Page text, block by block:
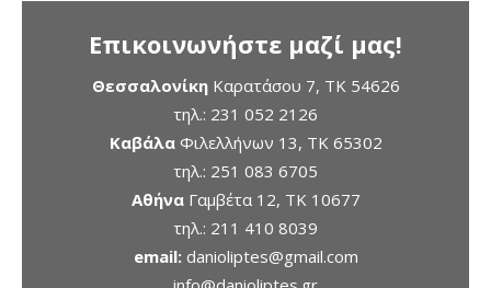
Επικοινωνήστε μαζί μας!
ΘεσσαλονίκηΚαρατάσου 7, TK 54626
τηλ.: 231 052 2126
ΚαβάλαΦιλελλήνων 13, ΤΚ 65302
τηλ.: 251 083 6705
ΑθήναΓαμβέτα 12, ΤΚ 10677
τηλ.: 211 410 8039
email: danioliptes@gmail.com